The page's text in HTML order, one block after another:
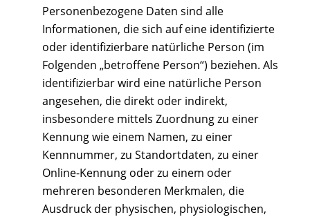
Personenbezogene Daten sind alle
Informationen, die sich auf eine identifizierte
oder identifizierbare natürliche Person (im
Folgenden „betroffene Person“) beziehen. Als
identifizierbar wird eine natürliche Person
angesehen, die direkt oder indirekt,
insbesondere mittels Zuordnung zu einer
Kennung wie einem Namen, zu einer
Kennnummer, zu Standortdaten, zu einer
Online-Kennung oder zu einem oder
mehreren besonderen Merkmalen, die
Ausdruck der physischen, physiologischen,